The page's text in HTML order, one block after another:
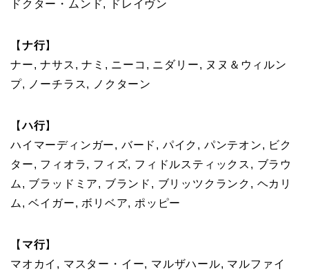
ドクター・ムンド, ドレイヴン
【 ナ行】
ナー, ナサス, ナミ, ニーコ, ニダリー, ヌヌ＆ウィルン
プ, ノーチラス, ノクターン
【ハ行】
ハイマーディンガー, バード, パイク, パンテオン, ビク
ター, フィオラ, フィズ, フィドルスティックス, ブラウ
ム, ブラッドミア, ブランド, ブリッツクランク, ヘカリ
ム, ベイガー, ボリベア, ポッピー
【 マ行】
マオカイ, マスター・イー, マルザハール, マルファイ